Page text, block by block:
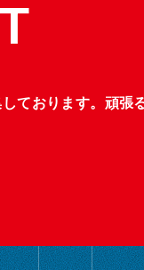
おります。頑張